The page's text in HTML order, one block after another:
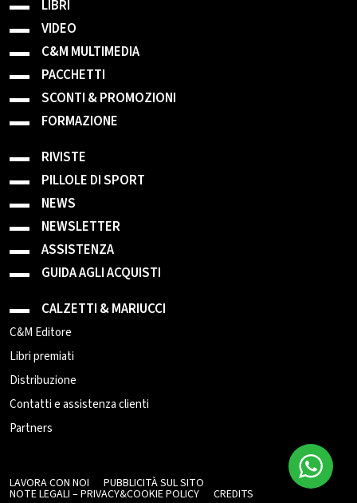
LIBRI
VIDEO
C&M MULTIMEDIA
PACCHETTI
SCONTI & PROMOZIONI
FORMAZIONE
RIVISTE
PILLOLE DI SPORT
NEWS
NEWSLETTER
ASSISTENZA
GUIDA AGLI ACQUISTI
CALZETTI & MARIUCCI
C&M Editore
Libri premiati
Distribuzione
Contatti e assistenza clienti
Partners
LAVORA CON NOI PUBBLICITÀ SUL SITO
NOTE LEGALI – PRIVACY&COOKIE POLICY CREDITS